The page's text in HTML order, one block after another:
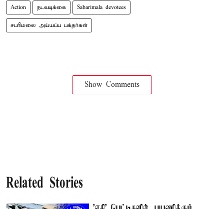
Action நடவடிக்கை Sabarimala devotees
சபரிமலை அய்யப்ப பக்தர்கள்
Show Comments
Related Stories